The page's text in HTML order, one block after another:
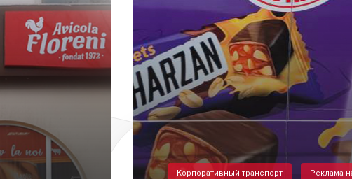
Корпоративный транспорт Реклама